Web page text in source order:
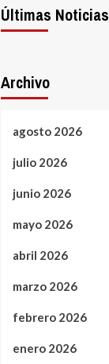
Últimas Noticias
Archivo
agosto 2026
julio 2026
junio 2026
mayo 2026
abril 2026
marzo 2026
febrero 2026
enero 2026